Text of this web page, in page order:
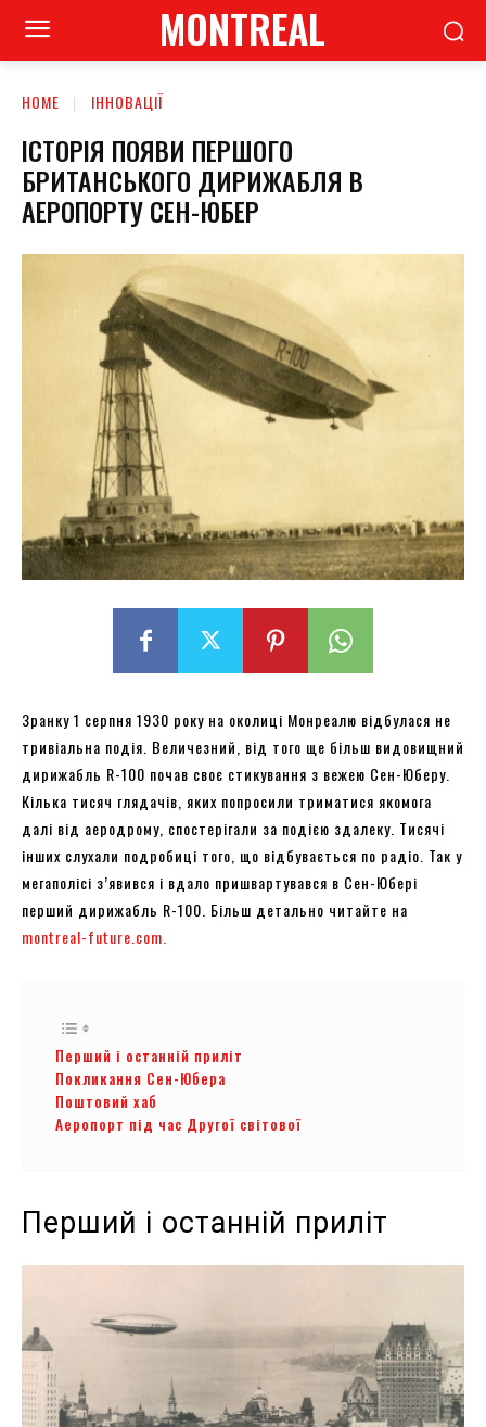
MONTREAL
HOME ІННОВАЦІЇ
ІСТОРІЯ ПОЯВИ ПЕРШОГО
БРИТАНСЬКОГО ДИРИЖАБЛЯ В
АЕРОПОРТУ СЕН-ЮБЕР
Зранку 1 серпня 1930 року на околиці Монреалю відбулася не
тривіальна подія. Величезний, від того ще більш видовищний
дирижабль R-100 почав своє стикування з вежею Сен-Юберу.
Кілька тисяч глядачів, яких попросили триматися якомога
далі від аеродрому, спостерігали за подією здалеку. Тисячі
інших слухали подробиці того, що відбувається по радіо. Так у
мегаполісі з’явився і вдало пришвартувався в Сен-Юбері
перший дирижабль R-100. Більш детально читайте на
montreal-future.com.
Перший і останній приліт
Покликання Сен-Юбера
Поштовий хаб
Аеропорт під час Другої світової
Перший і останній приліт